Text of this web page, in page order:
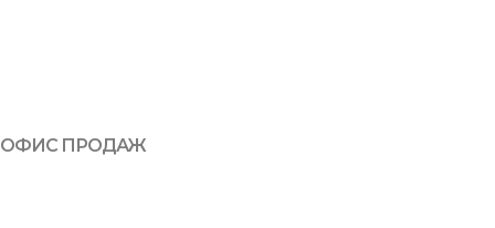
ОФИС ПРОДАЖ